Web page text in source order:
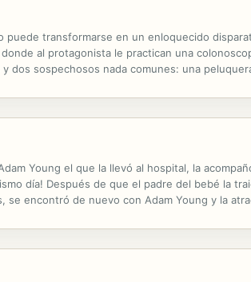
transformarse en un enloquecido
al protagonista le practican una
dos sospechosos nada comunes: una
Young el que la llevó al hospital, la
día! Después de que el padre del bebé la
se encontró de nuevo con Adam Young y la